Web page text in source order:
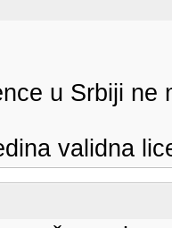
u Srbiji ne
validna